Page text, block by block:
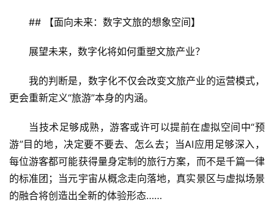
## 【面向未来：数字文旅的想象空间】
展望未来，数字化将如何重塑文旅产业？
我的判断是，数字化不仅会改变文旅产业的运营模式，
更会重新定义“旅游”本身的内涵。
当技术足够成熟，游客或许可以提前在虚拟空间中“预
游”目的地，决定要不要去、怎么去；当AI应用足够深入，
每位游客都可能获得量身定制的旅行方案，而不是千篇一律
的标准团；当元宇宙从概念走向落地，真实景区与虚拟场景
的融合将创造出全新的体验形态……